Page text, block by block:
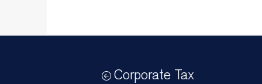
Corporate Tax